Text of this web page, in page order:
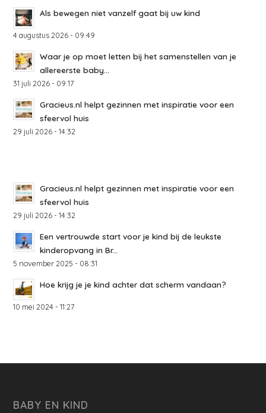
Als bewegen niet vanzelf gaat bij uw kind
4 augustus 2026 - 09:49
Waar je op moet letten bij het samenstellen van je
allereerste baby...
31 juli 2026 - 09:17
Gracieus.nl helpt gezinnen met inspiratie voor een
sfeervol huis
29 juli 2026 - 14:32
Gracieus.nl helpt gezinnen met inspiratie voor een
sfeervol huis
29 juli 2026 - 14:32
Een vertrouwde start voor je kind bij de leukste
kinderopvang in Br...
5 november 2025 - 08:31
Hoe krijg je je kind achter dat scherm vandaan?
10 mei 2024 - 11:27
BABY EN KIND